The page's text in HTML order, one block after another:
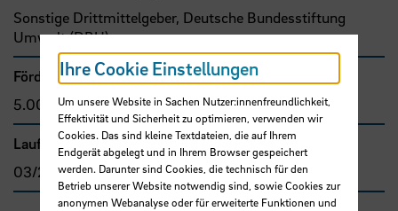
Sonstige Drittmittelgeber, Deutsche Bundesstiftung
Umwelt (DBU)
Förder- bzw. Auftragssumme
5.000,00 €
Laufzeit
03/2017 - 04/2018
Ihre Cookie Einstellungen
Um unsere Website in Sachen Nutzer:innenfreundlichkeit,
Effektivität und Sicherheit zu optimieren, verwenden wir
Cookies. Das sind kleine Textdateien, die auf Ihrem
Endgerät abgelegt und in Ihrem Browser gespeichert
werden. Darunter sind Cookies, die technisch für den
Betrieb unserer Website notwendig sind, sowie Cookies zur
anonymen Webanalyse oder für erweiterte Funktionen und